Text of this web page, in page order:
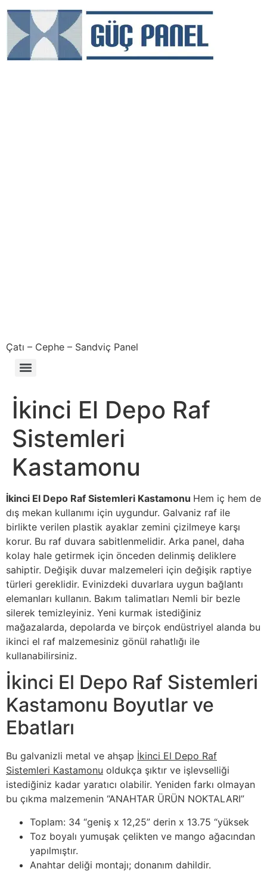
Çatı – Cephe – Sandviç Panel
İkinci El Depo Raf
Sistemleri
Kastamonu
İkinci El Depo Raf Sistemleri Kastamonu Hem iç hem de
dış mekan kullanımı için uygundur. Galvaniz raf ile
birlikte verilen plastik ayaklar zemini çizilmeye karşı
korur. Bu raf duvara sabitlenmelidir. Arka panel, daha
kolay hale getirmek için önceden delinmiş deliklere
sahiptir. Değişik duvar malzemeleri için değişik raptiye
türleri gereklidir. Evinizdeki duvarlara uygun bağlantı
elemanları kullanın. Bakım talimatları Nemli bir bezle
silerek temizleyiniz. Yeni kurmak istediğiniz
mağazalarda, depolarda ve birçok endüstriyel alanda bu
ikinci el raf malzemesiniz gönül rahatlığı ile
kullanabilirsiniz.
İkinci El Depo Raf Sistemleri
Kastamonu Boyutlar ve
Ebatları
Bu galvanizli metal ve ahşap İkinci El Depo Raf
Sistemleri Kastamonu oldukça şıktır ve işlevselliği
istediğiniz kadar yaratıcı olabilir. Yeniden farkı olmayan
bu çıkma malzemenin “ANAHTAR ÜRÜN NOKTALARI”
Toplam: 34 “geniş x 12,25” derin x 13.75 “yüksek
Toz boyalı yumuşak çelikten ve mango ağacından
yapılmıştır.
Anahtar deliği montajı; donanım dahildir.